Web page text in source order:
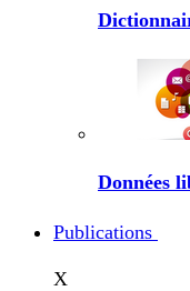
Données
Publications
X